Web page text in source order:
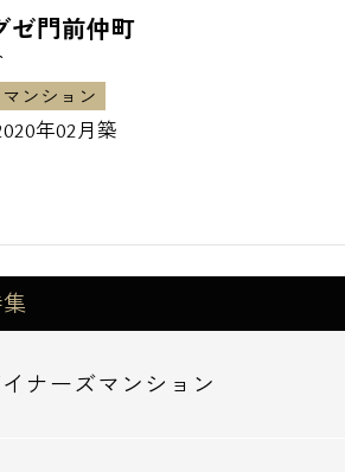
15台（要相談）
1住戸1台）
貸マンション・デザイナー
含めお気軽にエスアールホ
わせ下さい。
ゼ門前仲町
マンション
年02月築
ナーズマンション